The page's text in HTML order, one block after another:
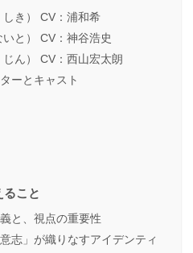
き） CV：浦和希
と） CV：神谷浩史
ん） CV：西山宏太朗
ーとキャスト
ること
と、視点の重要性
志」が織りなすアイデンティ